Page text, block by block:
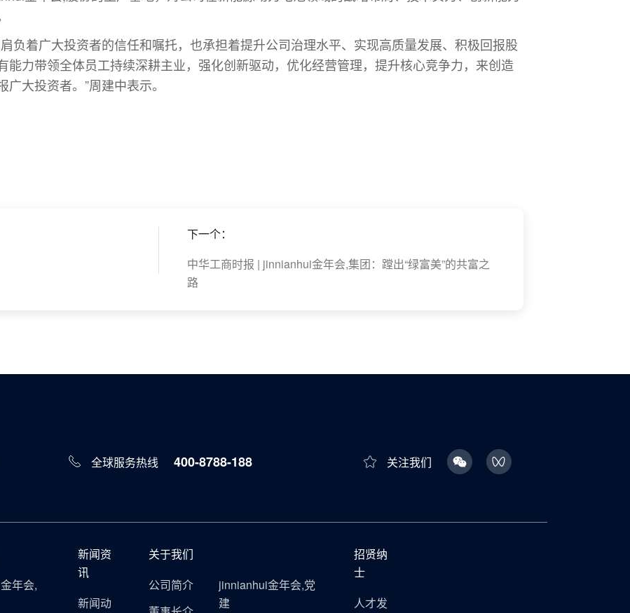
负着广大投资者的信任和嘱托，也承担着提升公司治理水平、实现高质量发展、积极回报股
能力带领全体员工持续深耕主业，强化创新驱动，优化经营管理，提升核心竞争力，来创造
大投资者。”周建中表示。
下一个：
中华工商时报 | jinnianhui金年会,集团：蹚出“绿富美”的共富之
路
全球服务热线 400-8788-188 关注我们
年会,
新闻资
讯
新闻动
关于我们
公司简介
jinnianhui金年会,党
建
招贤纳
士
人才发